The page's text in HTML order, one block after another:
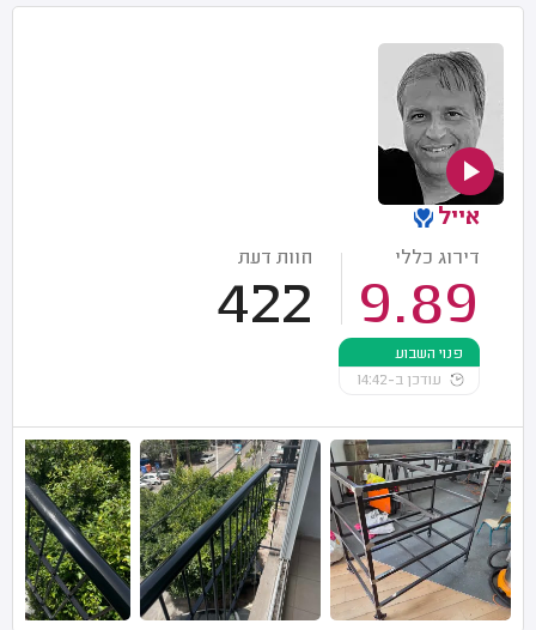
אייל
דירוג כללי
9.89
חוות דעת
422
פנוי השבוע
עודכן ב-14:42